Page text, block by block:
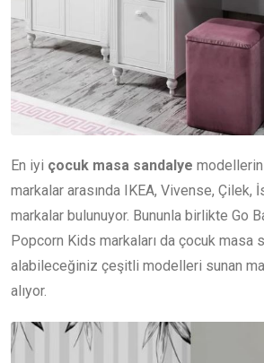
En iyi çocuk masa sandalye
markalar arasında IKEA, Vivense, Çilek,
markalar bulunuyor. Bununla birlikte Go
Popcorn Kids markaları da çocuk masa
alabileceğiniz çeşitli modelleri sunan
alıyor.